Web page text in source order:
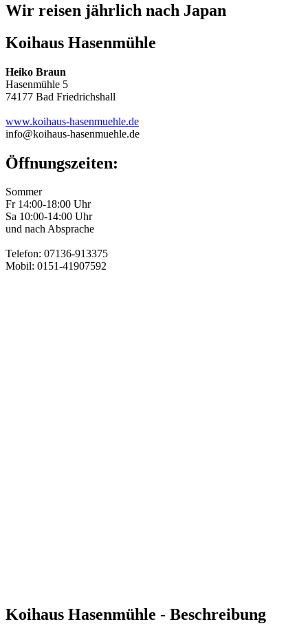
Wir reisen jährlich nach Japan
Koihaus Hasenmühle
Heiko Braun
Hasenmühle 5
74177 Bad Friedrichshall
www.koihaus-hasenmuehle.de
info@koihaus-hasenmuehle.de
Öffnungszeiten:
Sommer
Fr 14:00-18:00 Uhr
Sa 10:00-14:00 Uhr
und nach Absprache
Telefon: 07136-913375
Mobil: 0151-41907592
Koihaus Hasenmühle - Beschreibung